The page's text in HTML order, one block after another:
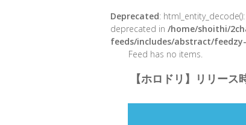
Deprecated:
deprecated in /home/shoithi/
feeds/includes/abstract/
Feed has no items.
【ホロドリ】リリー